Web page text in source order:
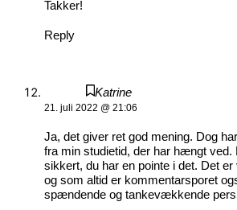
Takker!
Reply
Katrine
21. juli 2022 @ 21:06
Ja, det giver ret god mening. Dog
fra min studietid, der har hængt ved.
sikkert, du har en pointe i det. Det
og som altid er kommentarsporet
spændende og tankevækkende